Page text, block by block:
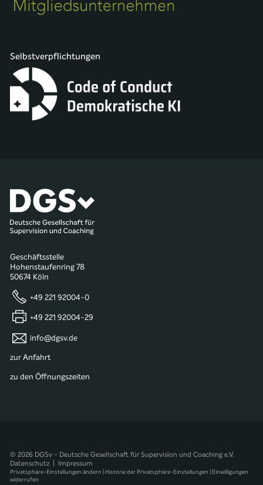
Selbstverpflichtungen
Geschäftsstelle
Hohenstaufenring 78
50674 Köln
+49 221 92004-0
+49 221 92004-29
info@dgsv.de
zur Anfahrt
zu den Öffnungszeiten
© 2026 DGSv - Deutsche Gesellschaft für Supervision und Coaching e.V.
Datenschutz
Impressum
Privatsphäre-Einstellungen ändern | Historie der Privatsphäre-Einstellungen | Einwilligungen
widerrufen